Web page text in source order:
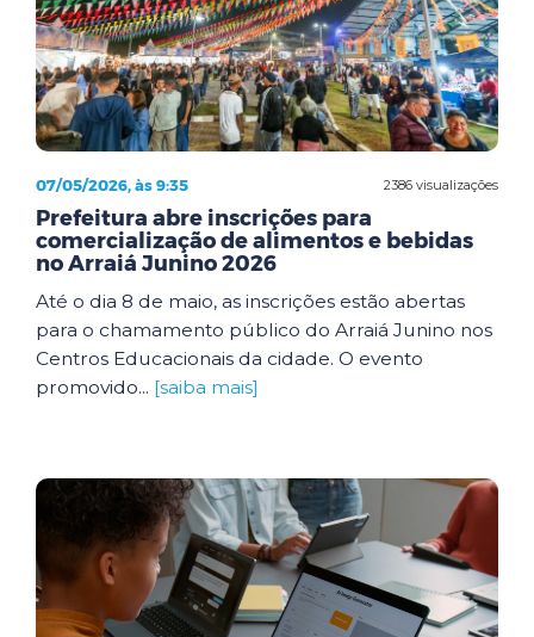
2386 visualizações
07/05/2026, às 9:35
Prefeitura abre inscrições para
comercialização de alimentos e bebidas
no Arraiá Junino 2026
Até o dia 8 de maio, as inscrições estão abertas
para o chamamento público do Arraiá Junino nos
Centros Educacionais da cidade. O evento
promovido... [saiba mais]